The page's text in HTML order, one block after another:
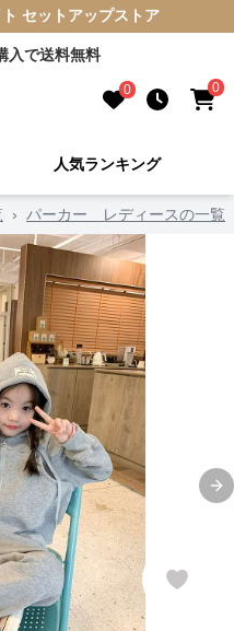
セットアップストア
入で送料無料
0 0
人気ランキング
› パーカー レディースの一覧